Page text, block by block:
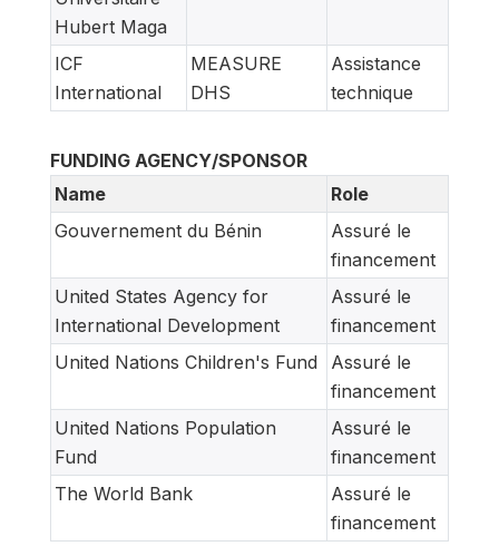
Hubert Maga
ICF
International
MEASURE
DHS
Assistance
technique
FUNDING AGENCY/SPONSOR
Name
Role
Gouvernement du Bénin
Assuré le
financement
United States Agency for
International Development
Assuré le
financement
United Nations Children's Fund
Assuré le
financement
United Nations Population
Fund
Assuré le
financement
The World Bank
Assuré le
financement